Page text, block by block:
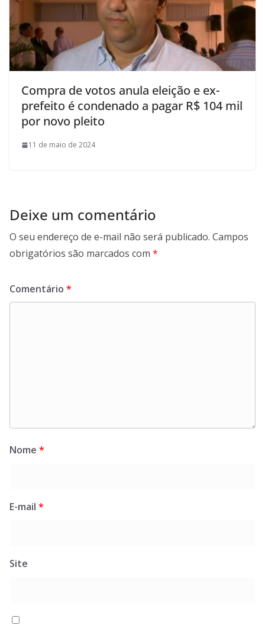
Compra de votos anula eleição e ex-
prefeito é condenado a pagar R$ 104 mil
por novo pleito
11 de maio de 2024
Deixe um comentário
O seu endereço de e-mail não será publicado. Campos
obrigatórios são marcados com *
Comentário *
Nome *
E-mail *
Site